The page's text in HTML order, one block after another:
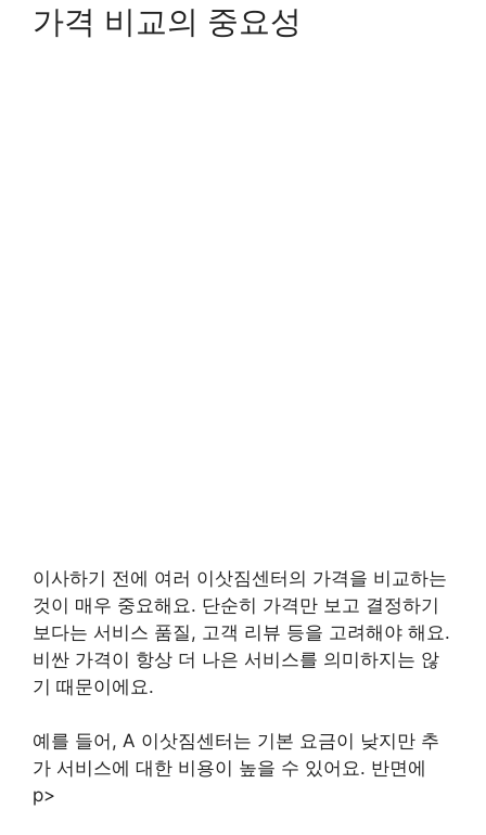
가격 비교의 중요성
이사하기 전에 여러 이삿짐센터의 가격을 비교하는
것이 매우 중요해요. 단순히 가격만 보고 결정하기
보다는 서비스 품질, 고객 리뷰 등을 고려해야 해요.
비싼 가격이 항상 더 나은 서비스를 의미하지는 않
기 때문이에요.
예를 들어, A 이삿짐센터는 기본 요금이 낮지만 추
가 서비스에 대한 비용이 높을 수 있어요. 반면에
p>